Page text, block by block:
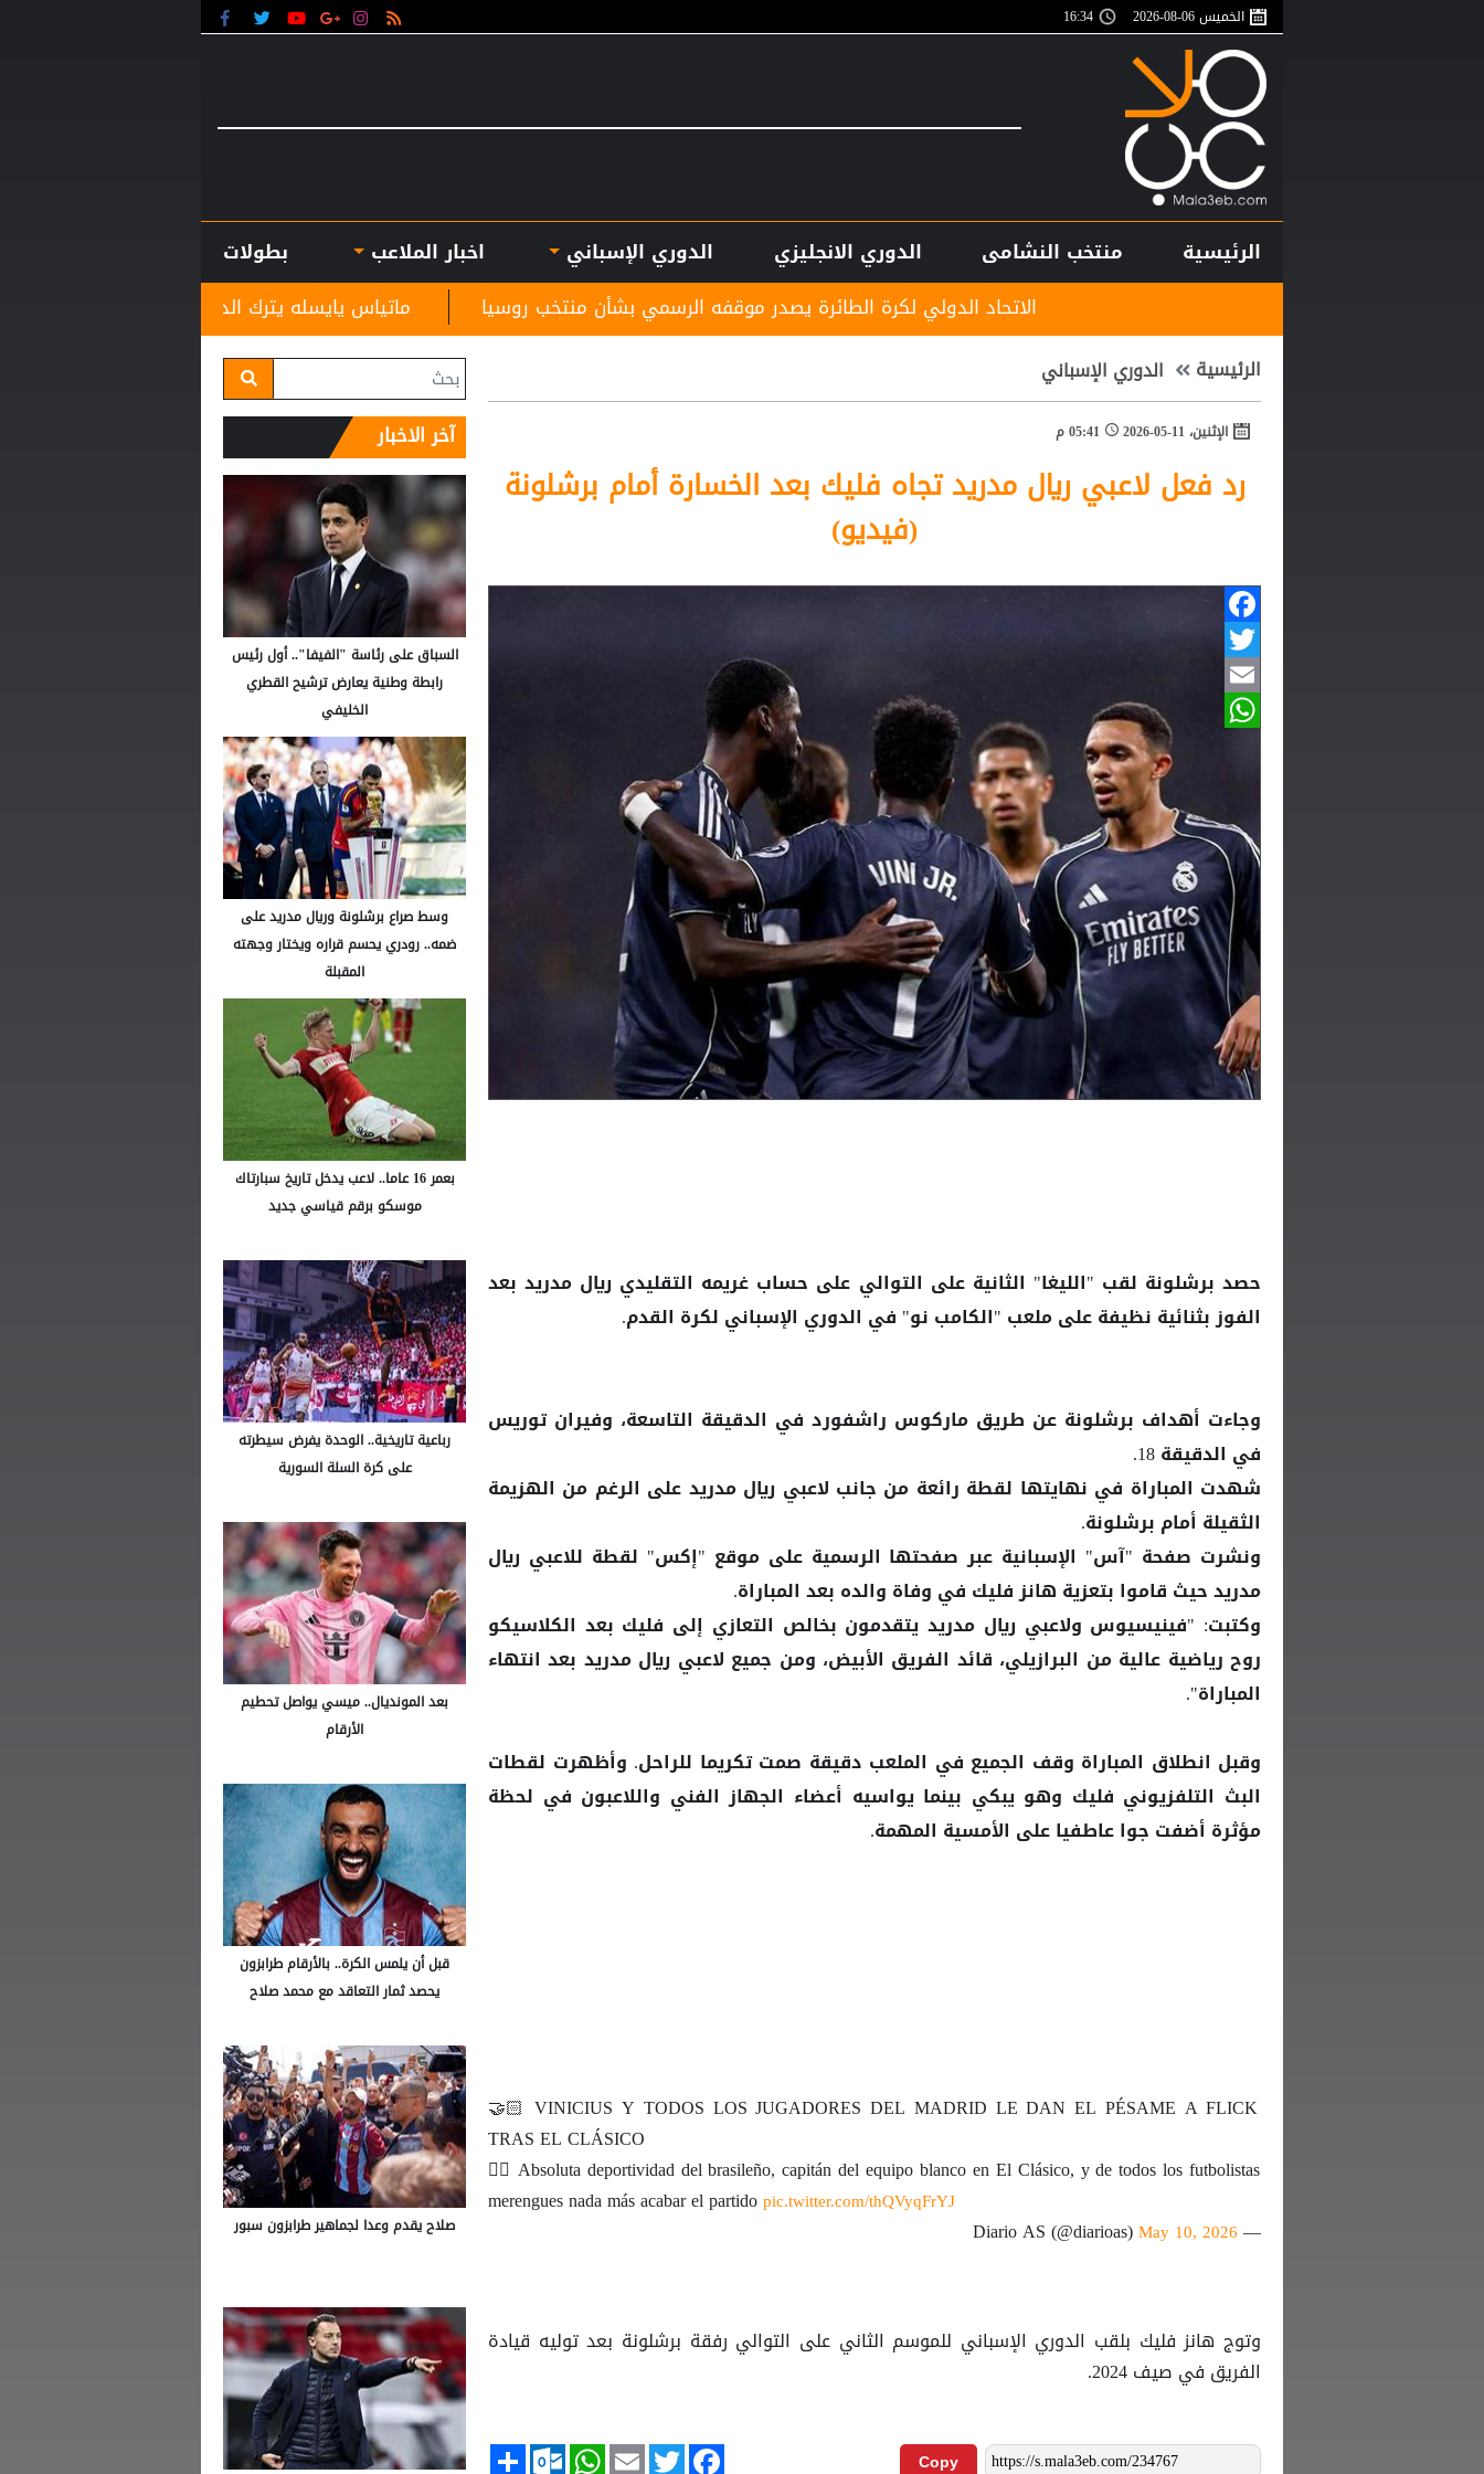
الخميس 06-08-2026 16:35
الرئيسية منتخب النشامى الدوري الانجليزي الدوري الإسباني اخبار الملاعب
بطولات
ماتياس يايسله يترك الدوري السعودي ويتولى القيادة الفنية لفريق
الاتحاد الدولي لكرة الطائرة يصدر موقفه الرسمي بشأن منتخب روسيا
الرئيسية الدوري الإسباني
الإثنين، 11-05-2026 05:41 م
رد فعل لاعبي ريال مدريد تجاه فليك بعد الخسارة أمام برشلونة
(فيديو)
Facebook
Twitter
Email
WhatsApp
حصد برشلونة لقب "الليغا" الثانية على التوالي على حساب غريمه التقليدي ريال مدريد بعد
الفوز بثنائية نظيفة على ملعب "الكامب نو" في الدوري الإسباني لكرة القدم.
وجاءت أهداف برشلونة عن طريق ماركوس راشفورد في الدقيقة التاسعة، وفيران توريس
في الدقيقة 18.
شهدت المباراة في نهايتها لقطة رائعة من جانب لاعبي ريال مدريد على الرغم من الهزيمة
الثقيلة أمام برشلونة.
ونشرت صفحة "آس" الإسبانية عبر صفحتها الرسمية على موقع "إكس" لقطة للاعبي ريال
مدريد حيث قاموا بتعزية هانز فليك في وفاة والده بعد المباراة.
وكتبت: "فينيسيوس ولاعبي ريال مدريد يتقدمون بخالص التعازي إلى فليك بعد الكلاسيكو
روح رياضية عالية من البرازيلي، قائد الفريق الأبيض، ومن جميع لاعبي ريال مدريد بعد انتهاء
المباراة".
وقبل انطلاق المباراة وقف الجميع في الملعب دقيقة صمت تكريما للراحل. وأظهرت لقطات
البث التلفزيوني فليك وهو يبكي بينما يواسيه أعضاء الجهاز الفني واللاعبون في لحظة
مؤثرة أضفت جوا عاطفيا على الأمسية المهمة.
🤝🏻 VINICIUS Y TODOS LOS JUGADORES DEL MADRID LE DAN EL PÉSAME A FLICK
TRAS EL CLÁSICO
👌🏻 Absoluta deportividad del brasileño, capitán del equipo blanco en El Clásico, y de todos los futbolistas
merengues nada más acabar el partidopic.twitter.com/thQVyqFrYJ
— Diario AS (@diarioas)
May 10, 2026
وتوج هانز فليك بلقب الدوري الإسباني للموسم الثاني على التوالي رفقة برشلونة بعد توليه قيادة
الفريق في صيف 2024.
Copy
Facebook
Twitter
Email
WhatsApp
Outlook.com
Share
آخر الاخبار
السباق على رئاسة "الفيفا".. أول رئيس
رابطة وطنية يعارض ترشيح القطري
الخليفي
وسط صراع برشلونة وريال مدريد على
ضمه.. رودري يحسم قراره ويختار وجهته
المقبلة
بعمر 16 عاما.. لاعب يدخل تاريخ سبارتاك
موسكو برقم قياسي جديد
رباعية تاريخية.. الوحدة يفرض سيطرته
على كرة السلة السورية
بعد المونديال.. ميسي يواصل تحطيم
الأرقام
قبل أن يلمس الكرة.. بالأرقام طرابزون
يحصد ثمار التعاقد مع محمد صلاح
صلاح يقدم وعدا لجماهير طرابزون سبور